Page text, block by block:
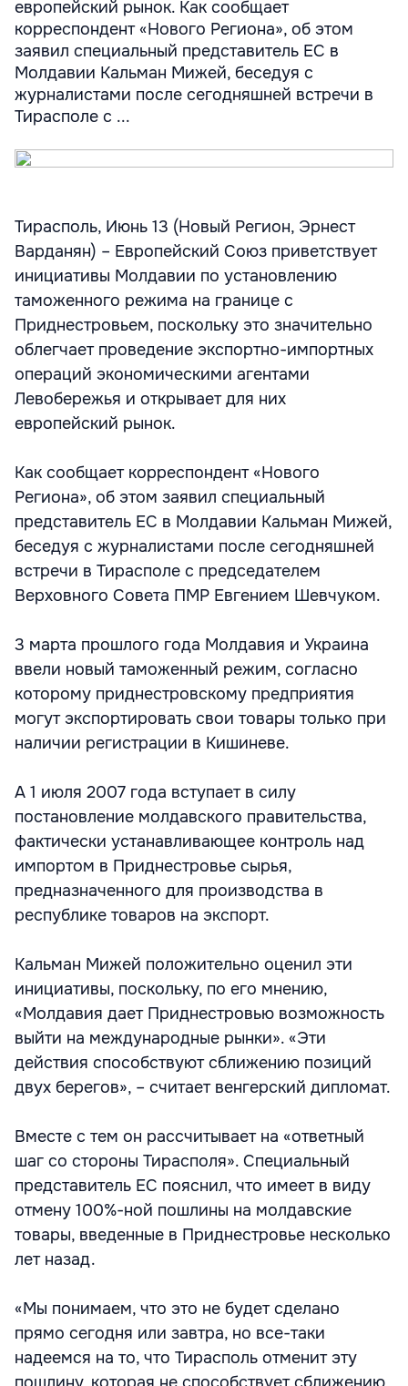
европейский рынок. Как сообщает
корреспондент «Нового Региона», об этом
заявил специальный представитель ЕС в
Молдавии Кальман Мижей, беседуя с
журналистами после сегодняшней встречи в
Тирасполе с ...
Тирасполь, Июнь 13 (Новый Регион, Эрнест
Варданян) – Европейский Союз приветствует
инициативы Молдавии по установлению
таможенного режима на границе с
Приднестровьем, поскольку это значительно
облегчает проведение экспортно-импортных
операций экономическими агентами
Левобережья и открывает для них
европейский рынок.
Как сообщает корреспондент «Нового
Региона», об этом заявил специальный
представитель ЕС в Молдавии Кальман Мижей,
беседуя с журналистами после сегодняшней
встречи в Тирасполе с председателем
Верховного Совета ПМР Евгением Шевчуком.
3 марта прошлого года Молдавия и Украина
ввели новый таможенный режим, согласно
которому приднестровскому предприятия
могут экспортировать свои товары только при
наличии регистрации в Кишиневе.
А 1 июля 2007 года вступает в силу
постановление молдавского правительства,
фактически устанавливающее контроль над
импортом в Приднестровье сырья,
предназначенного для производства в
республике товаров на экспорт.
Кальман Мижей положительно оценил эти
инициативы, поскольку, по его мнению,
«Молдавия дает Приднестровью возможность
выйти на международные рынки». «Эти
действия способствуют сближению позиций
двух берегов», – считает венгерский дипломат.
Вместе с тем он рассчитывает на «ответный
шаг со стороны Тирасполя». Специальный
представитель ЕС пояснил, что имеет в виду
отмену 100%-ной пошлины на молдавские
товары, введенные в Приднестровье несколько
лет назад.
«Мы понимаем, что это не будет сделано
прямо сегодня или завтра, но все-таки
надеемся на то, что Тирасполь отменит эту